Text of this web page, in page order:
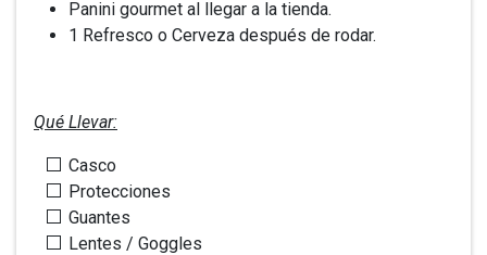
Panini gourmet al llegar a la tienda.
1 Refresco o Cerveza después de rodar.
Qué Llevar:
Casco
Protecciones
Guantes
Lentes / Goggles